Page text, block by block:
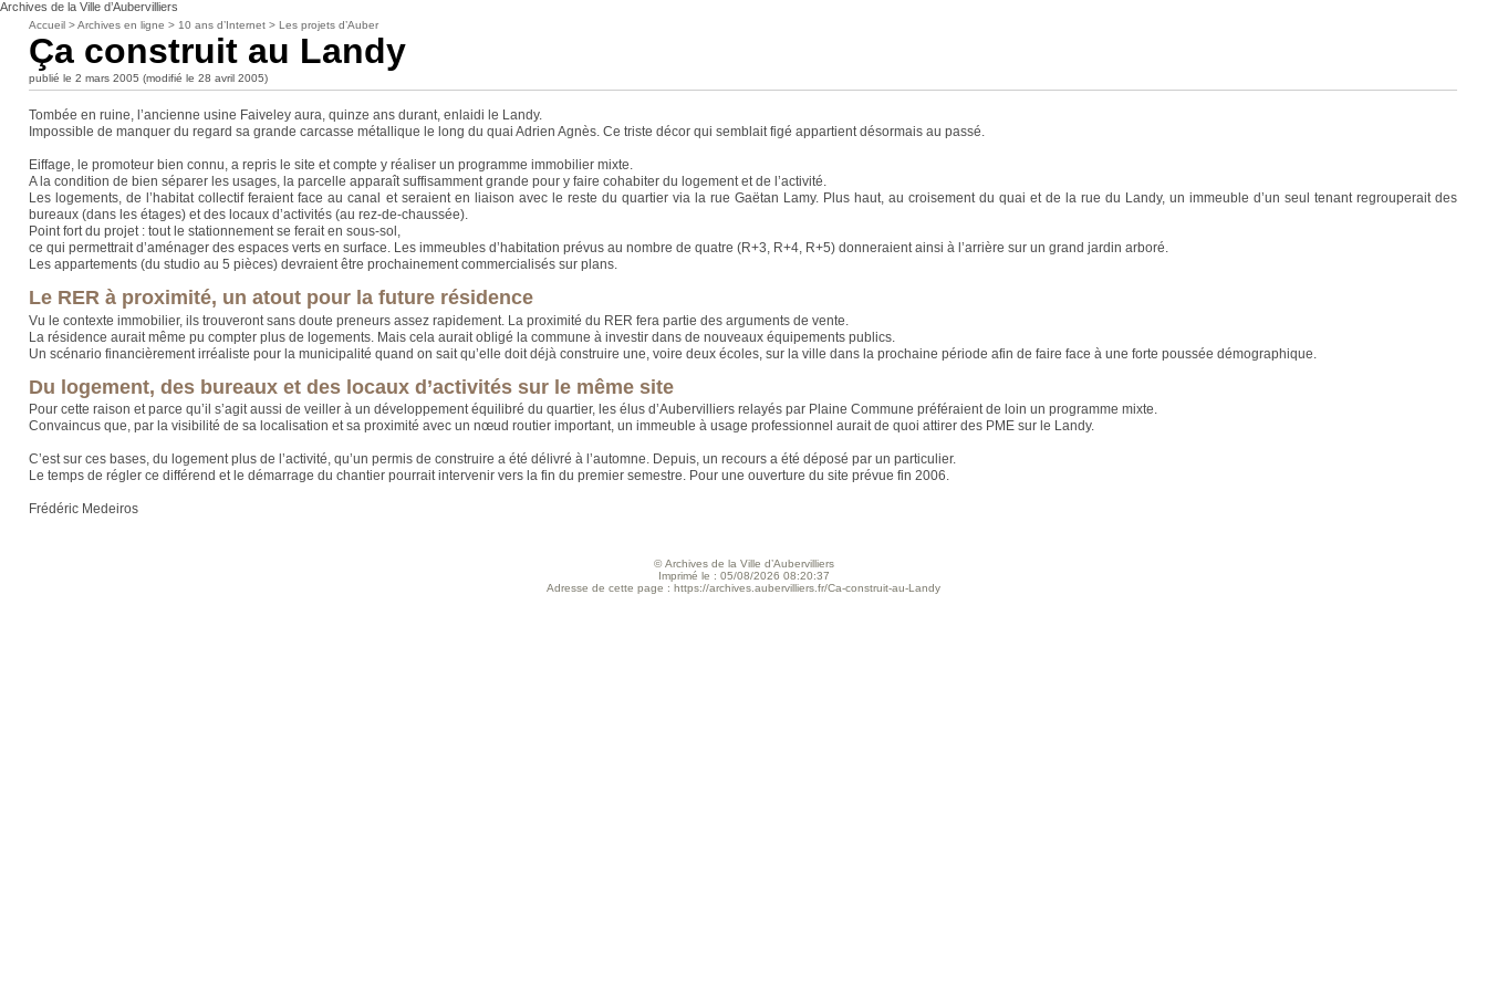
Archives de la Ville d’Aubervilliers
Accueil >Archives en ligne > 10 ans d’Internet >Les projets d’Auber
Ça construit au Landy
publié le 2 mars 2005 (modifié le 28 avril 2005)
Tombée en ruine, l’ancienne usine Faiveley aura, quinze ans durant, enlaidi le Landy.
Impossible de manquer du regard sa grande carcasse métallique le long du quai Adrien Agnès. Ce triste décor qui semblait figé appartient désormais au passé.
Eiffage, le promoteur bien connu, a repris le site et compte y réaliser un programme immobilier mixte.
A la condition de bien séparer les usages, la parcelle apparaît suffisamment grande pour y faire cohabiter du logement et de l’activité.
Les logements, de l’habitat collectif feraient face au canal et seraient en liaison avec le reste du quartier via la rue Gaëtan Lamy. Plus haut, au croisement du quai et de la rue du Landy, un immeuble d’un seul tenant regrouperait des
bureaux (dans les étages) et des locaux d’activités (au rez-de-chaussée).
Point fort du projet : tout le stationnement se ferait en sous-sol,
ce qui permettrait d’aménager des espaces verts en surface. Les immeubles d’habitation prévus au nombre de quatre (R+3, R+4, R+5) donneraient ainsi à l’arrière sur un grand jardin arboré.
Les appartements (du studio au 5 pièces) devraient être prochainement commercialisés sur plans.
Le RER à proximité, un atout pour la future résidence
Vu le contexte immobilier, ils trouveront sans doute preneurs assez rapidement. La proximité du RER fera partie des arguments de vente.
La résidence aurait même pu compter plus de logements. Mais cela aurait obligé la commune à investir dans de nouveaux équipements publics.
Un scénario financièrement irréaliste pour la municipalité quand on sait qu’elle doit déjà construire une, voire deux écoles, sur la ville dans la prochaine période afin de faire face à une forte poussée démographique.
Du logement, des bureaux et des locaux d’activités sur le même site
Pour cette raison et parce qu’il s’agit aussi de veiller à un développement équilibré du quartier, les élus d’Aubervilliers relayés par Plaine Commune préféraient de loin un programme mixte.
Convaincus que, par la visibilité de sa localisation et sa proximité avec un nœud routier important, un immeuble à usage professionnel aurait de quoi attirer des PME sur le Landy.
C’est sur ces bases, du logement plus de l’activité, qu’un permis de construire a été délivré à l’automne. Depuis, un recours a été déposé par un particulier.
Le temps de régler ce différend et le démarrage du chantier pourrait intervenir vers la fin du premier semestre. Pour une ouverture du site prévue fin 2006.
Frédéric Medeiros
© Archives de la Ville d’Aubervilliers
Imprimé le : 05/08/2026 08:20:37
Adresse de cette page : https://archives.aubervilliers.fr/Ca-construit-au-Landy